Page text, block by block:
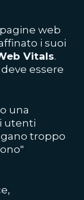
web
i suoi
Vitals.
essere
una
utenti
troppo